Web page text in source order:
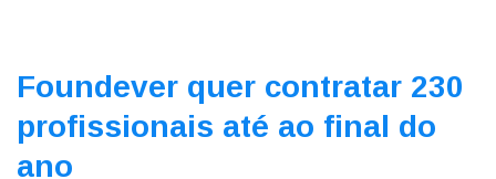
Foundever quer contratar 230
profissionais até ao final do
ano